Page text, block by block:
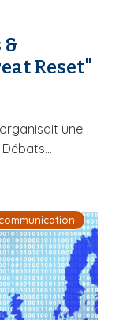
&
Reset"
organisait une